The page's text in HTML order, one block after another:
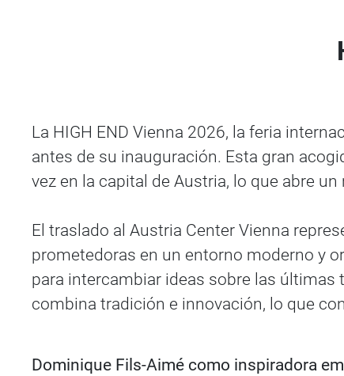
La HIGH END Vienna 2026, la feria
antes de su inauguración. Esta gran
vez en la capital de Austria, lo que abre
El traslado al Austria Center Vienna
prometedoras en un entorno moderno y
para intercambiar ideas sobre las
combina tradición e innovación, lo que
Dominique Fils-Aimé como inspiradora